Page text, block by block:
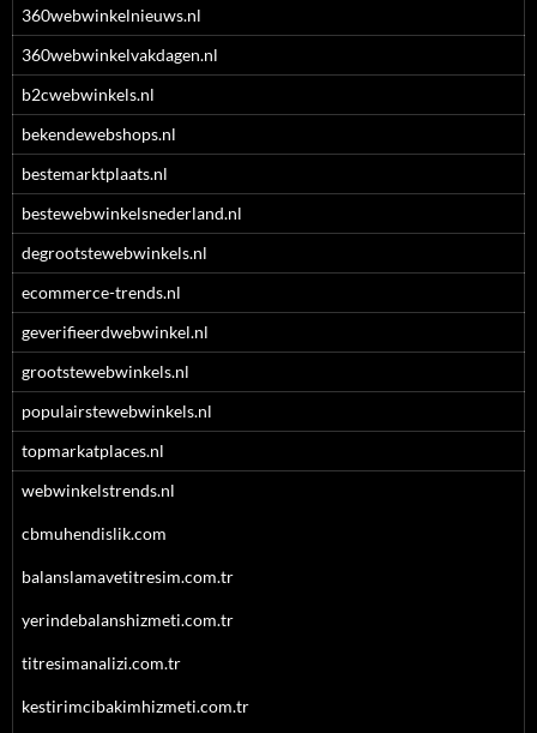
360webwinkelnieuws.nl
360webwinkelvakdagen.nl
b2cwebwinkels.nl
bekendewebshops.nl
bestemarktplaats.nl
bestewebwinkelsnederland.nl
degrootstewebwinkels.nl
ecommerce-trends.nl
geverifieerdwebwinkel.nl
grootstewebwinkels.nl
populairstewebwinkels.nl
topmarkatplaces.nl
webwinkelstrends.nl
cbmuhendislik.com
balanslamavetitresim.com.tr
yerindebalanshizmeti.com.tr
titresimanalizi.com.tr
kestirimcibakimhizmeti.com.tr